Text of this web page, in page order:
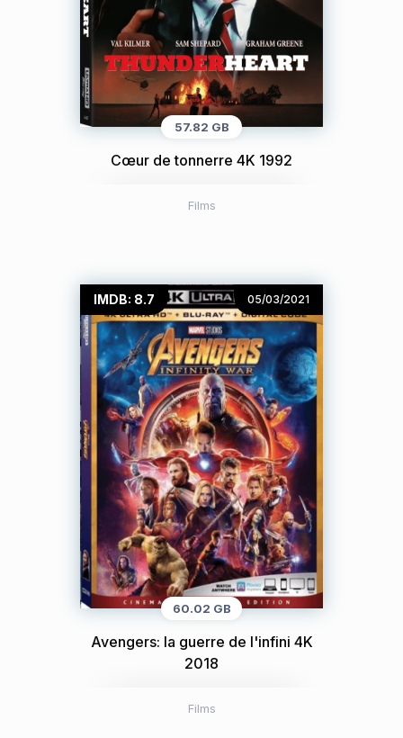
57.82 GB
Cœur de tonnerre 4K 1992
Films
IMDB: 8.7 05/03/2021
60.02 GB
Avengers: la guerre de l'infini 4K
2018
Films